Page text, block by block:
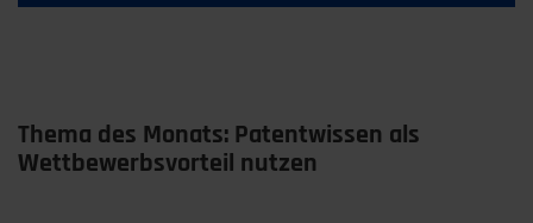
Thema des Monats: Patentwissen als
Wettbewerbsvorteil nutzen